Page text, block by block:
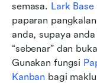
semasa. Lark Base
paparan
anda, supaya
“sebenar” dan
Gunakan fungsi
Kanban bagi